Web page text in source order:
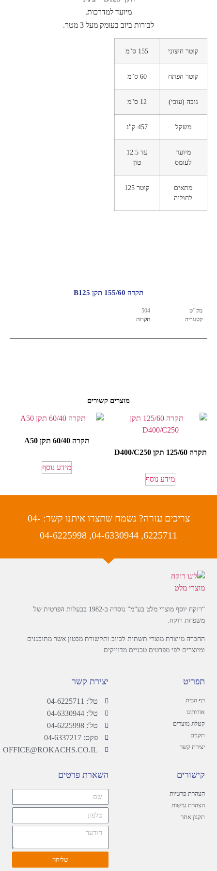
מיועד למדרכות.
לבורות ביוב בעומק מעל 3 מטר.
קוטר חיצוני 155 ס"מ
קוטר הפתח 60 ס"מ
גובה (עובי) 12 ס"מ
משקל 457 ק"ג
מיועד
לעומס
עד 12.5
טון
מתאים
לחוליה
קוטר 125
מוצרים קשורים
תקרה 125/60 תקן D400/C250
מידע נוסף
תקרה 60/40 תקן A50
מידע נוסף
תקרה 155/60 תקן B125
מק"ט
504
קטגוריה
תקרות
צריכים עזרה? נשמח שתצרו איתנו קשר: 04-
6225711, 04-6330944, 04-6225998
“רוקח יוסף מוצרי מלט בע”מ” נוסדה ב-1982 בבעלות הפרטית של
משפחת רוקח.
החברה מייצרת מוצרי תשתית לביוב ותקשורת מבטון אשר מתוכננים
ומיוצרים לפי מפרטים טכניים מדוייקים.
תפריט
דף הבית
אודותינו
קטלוג מוצרים
תקנים
יצירת קשר
יצירת קשר
טל': 04-6225711
טל': 04-6330944
טל': 04-6225998
פקס: 04-6337217
OFFICE@ROKACHS.CO.IL
קישורים
הצהרת פרטיות
הצהרת נגישות
תקנון אתר
השארת פרטים
שליחה